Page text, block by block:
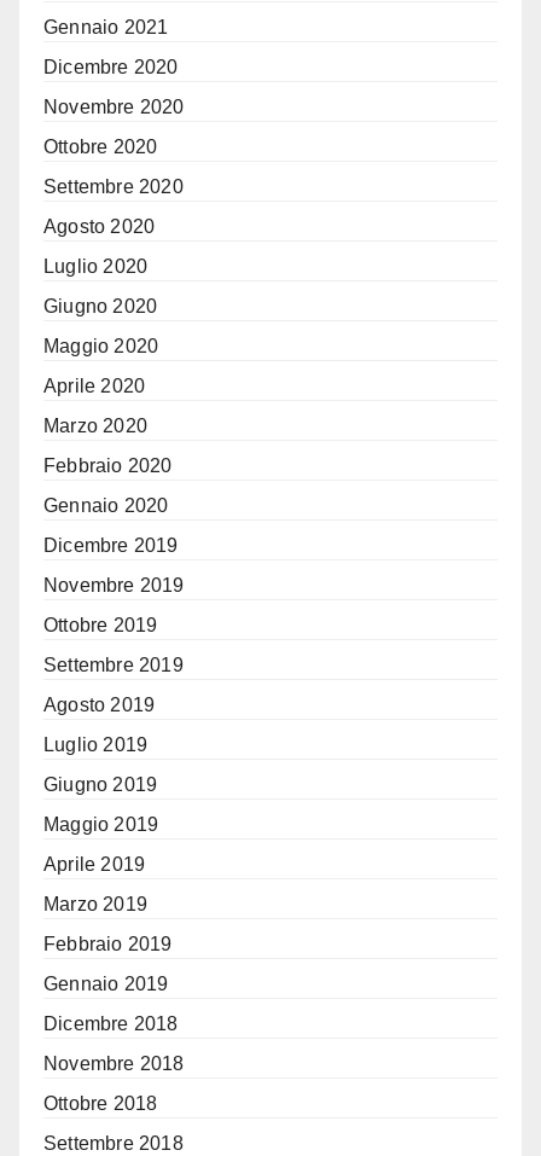
Gennaio 2021
Dicembre 2020
Novembre 2020
Ottobre 2020
Settembre 2020
Agosto 2020
Luglio 2020
Giugno 2020
Maggio 2020
Aprile 2020
Marzo 2020
Febbraio 2020
Gennaio 2020
Dicembre 2019
Novembre 2019
Ottobre 2019
Settembre 2019
Agosto 2019
Luglio 2019
Giugno 2019
Maggio 2019
Aprile 2019
Marzo 2019
Febbraio 2019
Gennaio 2019
Dicembre 2018
Novembre 2018
Ottobre 2018
Settembre 2018